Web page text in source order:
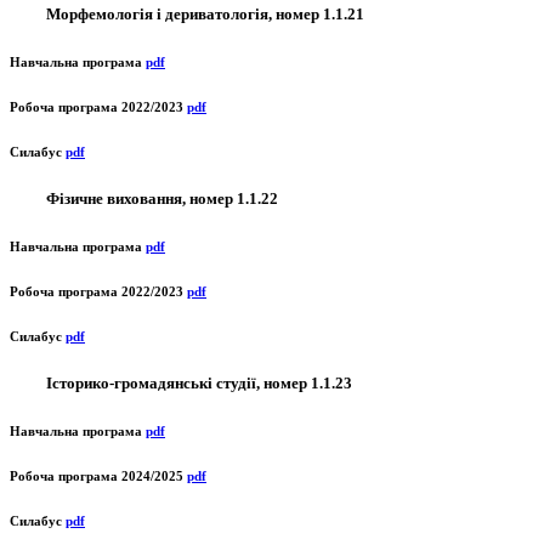
Морфемологія і дериватологія, номер 1.1.21
Навчальна програма pdf
Робоча програма 2022/2023 pdf
Силабус pdf
Фізичне виховання, номер 1.1.22
Навчальна програма pdf
Робоча програма 2022/2023 pdf
Силабус pdf
Історико-громадянські студії, номер 1.1.23
Навчальна програма pdf
Робоча програма 2024/2025 pdf
Силабус pdf